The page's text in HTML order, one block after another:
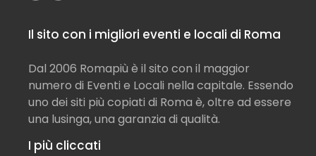
Il sito con i migliori eventi e locali di Roma
Dal 2006 Romapiù è il sito con il maggior
numero di Eventi e Locali nella capitale. Essendo
uno dei siti più copiati di Roma è, oltre ad essere
una lusinga, una garanzia di qualità.
I più cliccati